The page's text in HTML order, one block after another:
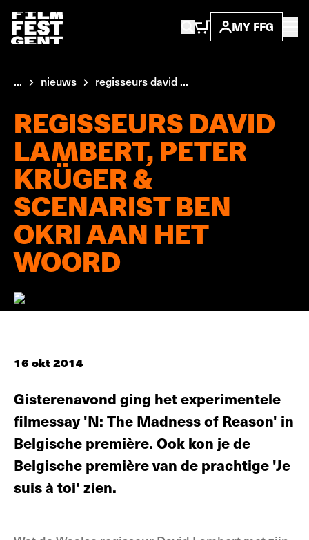
MY FFG
... nieuws regisseurs david ...
REGISSEURS DAVID
LAMBERT, PETER
KRÜGER &
SCENARIST BEN
OKRI AAN HET
WOORD
16 okt 2014
Gisterenavond ging het experimentele
filmessay 'N: The Madness of Reason' in
Belgische première. Ook kon je de
Belgische première van de prachtige 'Je
suis à toi' zien.